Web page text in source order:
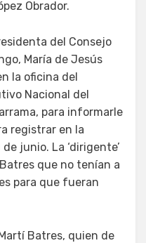
Obrador.
del Consejo
María de Jesús
la oficina del
Nacional del
para informarle
registrar en la
junio. La ‘dirigente’
que no tenían a
para que fueran
Batres, quien de